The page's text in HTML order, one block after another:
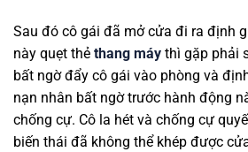
Sau đó cô gái đã mở cửa đi ra định
này quẹt thẻ thang máy thì gặp phải
bất ngờ đẩy cô gái vào phòng và
nạn nhân bất ngờ trước hành động
chống cự. Cô la hét và chống cự
biến thái đã không thể khép được